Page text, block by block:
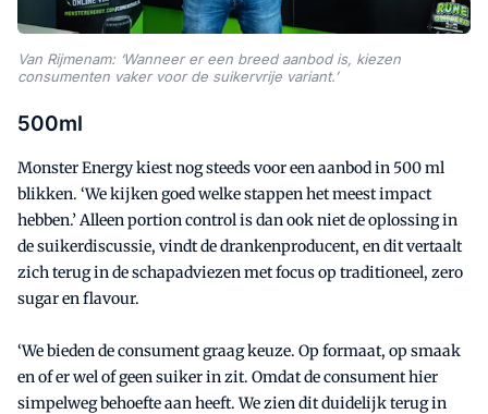
Van Rijmenam: ‘Wanneer er een breed aanbod is, kiezen
consumenten vaker voor de suikervrije variant.’
500ml
Monster Energy kiest nog steeds voor een aanbod in 500 ml
blikken. ‘We kijken goed welke stappen het meest impact
hebben.’ Alleen portion control is dan ook niet de oplossing in
de suikerdiscussie, vindt de drankenproducent, en dit vertaalt
zich terug in de schapadviezen met focus op traditioneel, zero
sugar en flavour.
‘We bieden de consument graag keuze. Op formaat, op smaak
en of er wel of geen suiker in zit. Omdat de consument hier
simpelweg behoefte aan heeft. We zien dit duidelijk terug in